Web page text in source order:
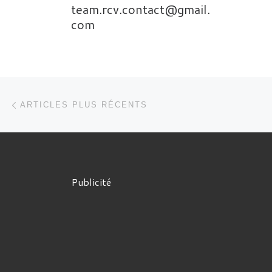
team.rcv.contact@gmail.
com
Navigation dans les articles
ARTICLES PLUS RÉCENTS
Publicité